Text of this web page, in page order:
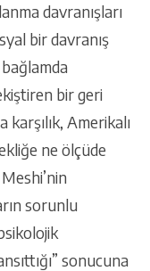
davranışları
bir davranış
bir geri
Amerikalı
ne ölçüde
sorunlu
sonucuna